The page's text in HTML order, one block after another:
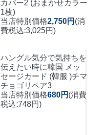
カバー2 (おまかせカラー
1枚)
当店特別価格2,750円 (消
費税込:3,025円)
ハングル気分で気持ちを
伝えたい時に韓国 メッ
セージカード (韓服 )チマ
チョゴリペア3
当店特別価格680円 (消費
税込:748円)